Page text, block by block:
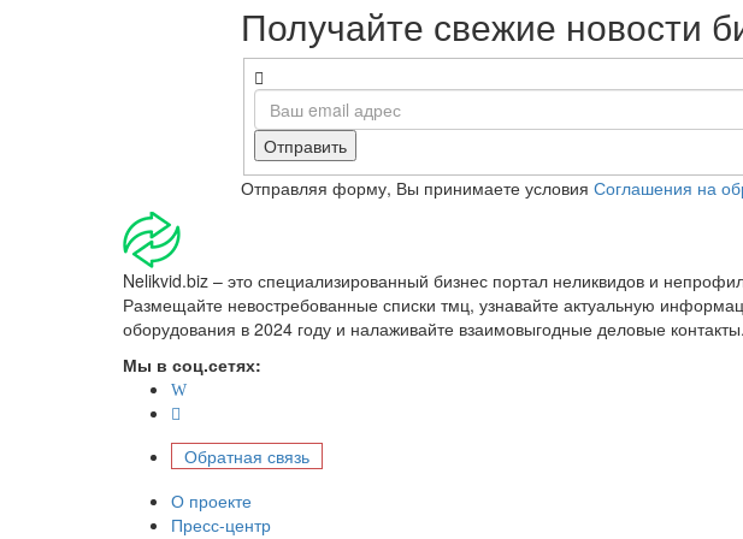
Получайте свежие новости
Отправить
Отправляя форму, Вы принимаете условия Соглашения на
Nelikvid.biz – это специализированный бизнес портал неликвидов и
Размещайте невостребованные списки тмц, узнавайте актуальную
оборудования в 2024 году и налаживайте взаимовыгодные деловые контакты.
Мы в соц.сетях:
Обратная связь
О проекте
Пресс-центр